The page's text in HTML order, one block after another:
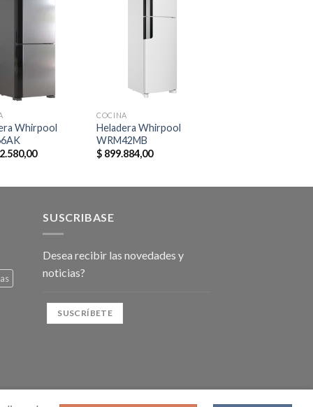
Whirpool
COCINA
Heladera Whirpool
WRM42MB
$ 899.884,00
SUSCRIBASE
Desea recibir las novedades y
noticias?
SUSCRÍBETE